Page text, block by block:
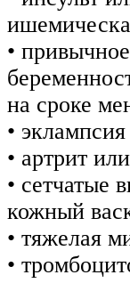
•
на сроке
•
• артрит
• сетчатые
кожный
• тяжелая
•